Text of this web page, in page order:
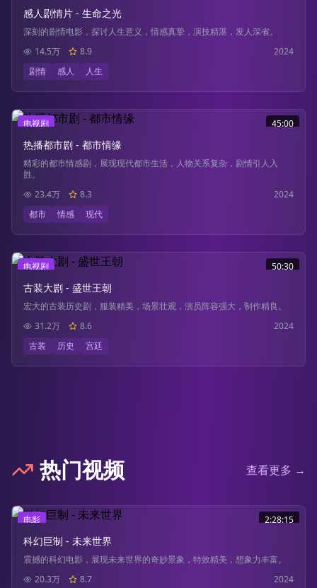
感人剧情片 - 生命之光
深刻的剧情电影，探讨人生意义，情感真挚，演技精湛，发人深省。
14.5万
8.9
2024
剧情
感人 人生
45:00
电视剧
热播都市剧 - 都市情缘
精彩的都市情感剧，展现现代都市生活，人物关系复杂，剧情引人入
胜。
23.4万
8.3
2024
都市
情感 现代
50:30
电视剧
古装大剧 - 盛世王朝
宏大的古装历史剧，服装精美，场景壮观，演员阵容强大，制作精良。
31.2万
8.6
2024
古装
历史 宫廷
热门视频 查看更多 →
2:28:15
电影
科幻巨制 - 未来世界
震撼的科幻电影，展现未来世界的奇妙景象，特效精美，想象力丰富。
20.3万
8.7
2024